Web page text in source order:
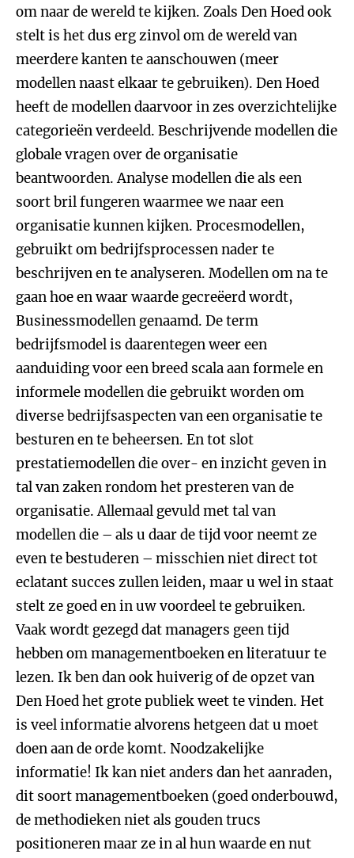
om naar de wereld te kijken. Zoals Den Hoed ook
stelt is het dus erg zinvol om de wereld van
meerdere kanten te aanschouwen (meer
modellen naast elkaar te gebruiken). Den Hoed
heeft de modellen daarvoor in zes overzichtelijke
categorieën verdeeld. Beschrijvende modellen die
globale vragen over de organisatie
beantwoorden. Analyse modellen die als een
soort bril fungeren waarmee we naar een
organisatie kunnen kijken. Procesmodellen,
gebruikt om bedrijfsprocessen nader te
beschrijven en te analyseren. Modellen om na te
gaan hoe en waar waarde gecreëerd wordt,
Businessmodellen genaamd. De term
bedrijfsmodel is daarentegen weer een
aanduiding voor een breed scala aan formele en
informele modellen die gebruikt worden om
diverse bedrijfsaspecten van een organisatie te
besturen en te beheersen. En tot slot
prestatiemodellen die over- en inzicht geven in
tal van zaken rondom het presteren van de
organisatie. Allemaal gevuld met tal van
modellen die – als u daar de tijd voor neemt ze
even te bestuderen – misschien niet direct tot
eclatant succes zullen leiden, maar u wel in staat
stelt ze goed en in uw voordeel te gebruiken.
Vaak wordt gezegd dat managers geen tijd
hebben om managementboeken en literatuur te
lezen. Ik ben dan ook huiverig of de opzet van
Den Hoed het grote publiek weet te vinden. Het
is veel informatie alvorens hetgeen dat u moet
doen aan de orde komt. Noodzakelijke
informatie! Ik kan niet anders dan het aanraden,
dit soort managementboeken (goed onderbouwd,
de methodieken niet als gouden trucs
positioneren maar ze in al hun waarde en nut